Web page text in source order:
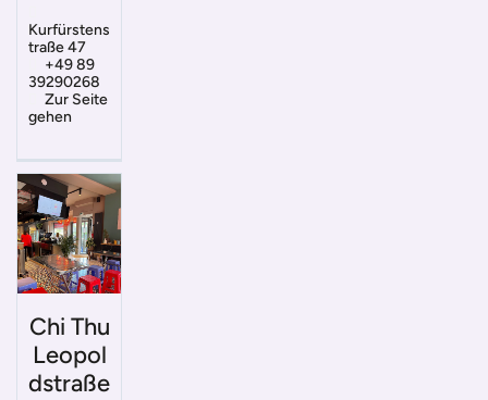
Kurfürstens
traße 47
+49 89
39290268
Zur Seite
gehen
Chi Thu
Leopol
dstraße